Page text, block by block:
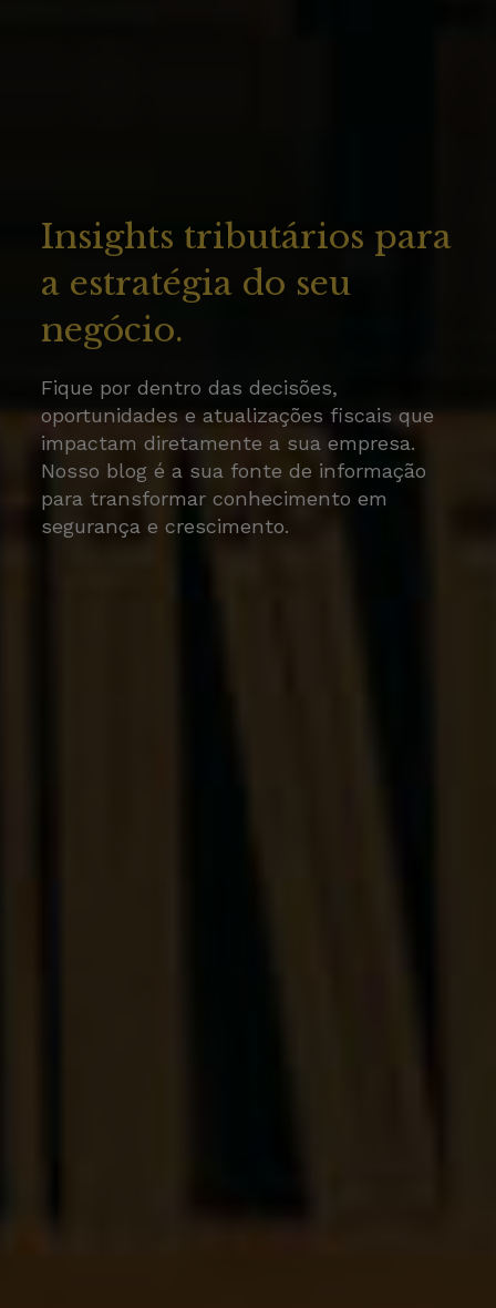
Insights tributários para
a estratégia do seu
negócio.
Fique por dentro das decisões,
oportunidades e atualizações fiscais que
impactam diretamente a sua empresa.
Nosso blog é a sua fonte de informação
para transformar conhecimento em
segurança e crescimento.